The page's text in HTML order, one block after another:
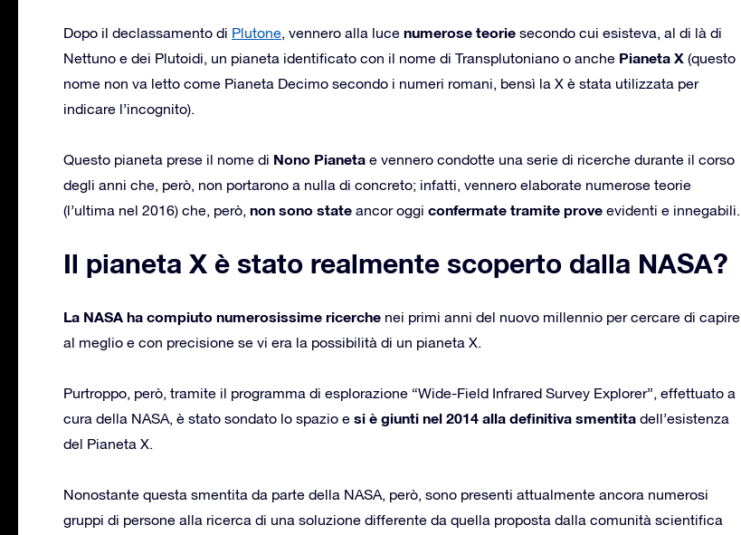
Dopo il declassamento di Plutone, vennero alla luce numerose teorie secondo cui esisteva, al di là di
Nettuno e dei Plutoidi, un pianeta identificato con il nome di Transplutoniano o anche Pianeta X (questo
nome non va letto come Pianeta Decimo secondo i numeri romani, bensì la X è stata utilizzata per
indicare l’incognito).
Questo pianeta prese il nome di Nono Pianeta e vennero condotte una serie di ricerche durante il corso
degli anni che, però, non portarono a nulla di concreto; infatti, vennero elaborate numerose teorie
(l’ultima nel 2016) che, però, non sono state ancor oggi confermate tramite prove evidenti e innegabili.
Il pianeta X è stato realmente scoperto dalla NASA?
La NASA ha compiuto numerosissime ricerche nei primi anni del nuovo millennio per cercare di capire
al meglio e con precisione se vi era la possibilità di un pianeta X.
Purtroppo, però, tramite il programma di esplorazione “Wide-Field Infrared Survey Explorer”, effettuato a
cura della NASA, è stato sondato lo spazio e si è giunti nel 2014 alla definitiva smentita dell’esistenza
del Pianeta X.
Nonostante questa smentita da parte della NASA, però, sono presenti attualmente ancora numerosi
gruppi di persone alla ricerca di una soluzione differente da quella proposta dalla comunità scientifica